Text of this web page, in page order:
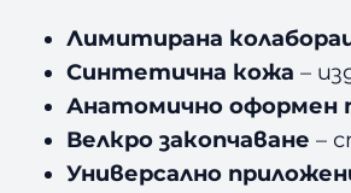
Лимитирана
Синтетична кожа –
Анатомично оформен
Велкро закопчаване –
Универсално